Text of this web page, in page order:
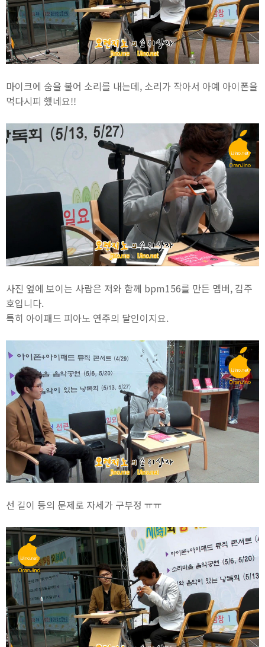
마이크에 숨을 불어 소리를 내는데, 소리가 작아서 아예 아이폰을
먹다시피 했네요!!
사진 옆에 보이는 사람은 저와 함께 bpm156를 만든 멤버, 김주
호입니다.
특히 아이패드 피아노 연주의 달인이지요.
선 길이 등의 문제로 자세가 구부정 ㅠㅠ